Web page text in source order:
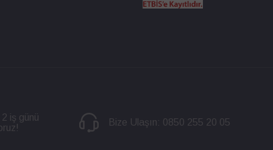
iş günü
Bize Ulaşın: 0850 255 20 05